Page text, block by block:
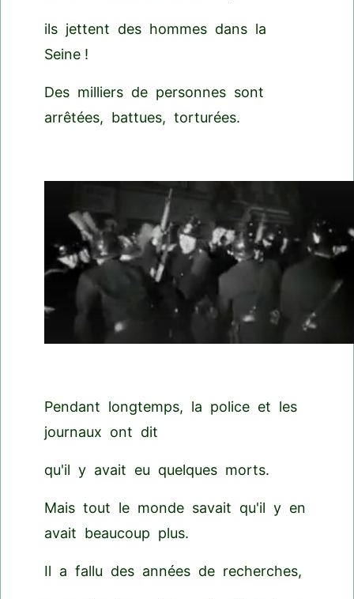
ils jettent des hommes dans la
Seine !
Des milliers de personnes sont
arrêtées, battues, torturées.
Pendant longtemps, la police et les
journaux ont dit
qu'il y avait eu quelques morts.
Mais tout le monde savait qu'il y en
avait beaucoup plus.
Il a fallu des années de recherches,